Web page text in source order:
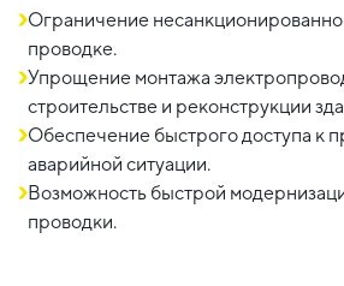
Ограничение
проводке.
Упрощение монтажа
строительстве и реконструкции
Обеспечение быстрого доступа к
аварийной ситуации.
Возможность быстрой
проводки.